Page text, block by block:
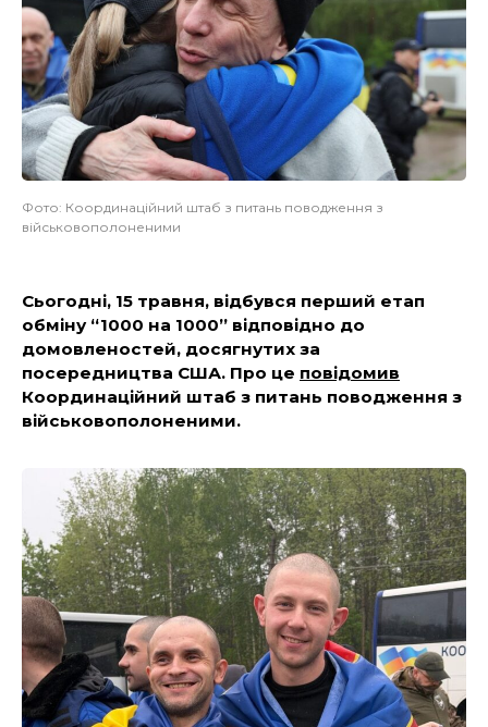
Фото: Координаційний штаб з питань поводження з
військовополоненими
Сьогодні, 15 травня, відбувся перший етап
обміну “1000 на 1000” відповідно до
домовленостей, досягнутих за
посередництва США. Про це повідомив
Координаційний штаб з питань поводження з
військовополоненими.